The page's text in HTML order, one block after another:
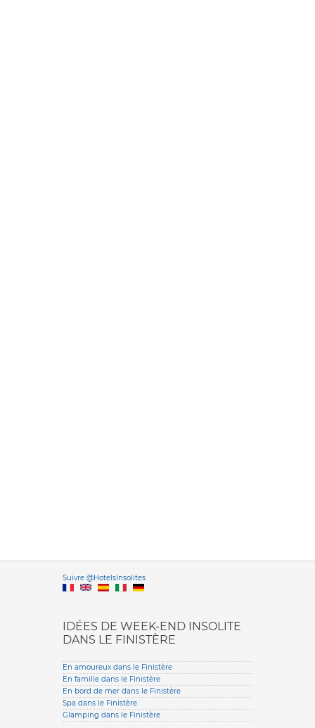
Suivre @HotelsInsolitesVersione
IDÉES DE WEEK-END INSOLITE
DANS LE FINISTÈRE
En amoureux dans le Finistère
En famille dans le Finistère
En bord de mer dans le Finistère
Spa dans le Finistère
Glamping dans le Finistère